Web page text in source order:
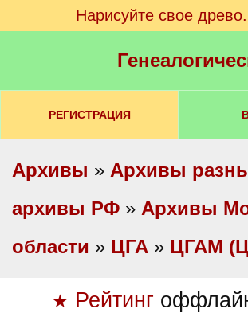
Нарисуйте свое
РЕГИСТРАЦИЯ
Архивы » Архивы
архивы РФ » Архивы
области » ЦГА » ЦГАМ
★ Рейтинг